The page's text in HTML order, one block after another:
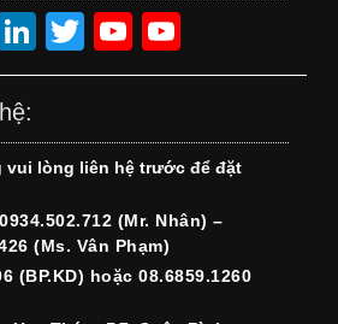
Pi
Li
n
e
dI
n
T
wi
er
Y
o
T
u
b
e
o
T
u
b
e
vui lòng liên hệ trước để đặt
(Mr. Nhân) –
(Ms. Vân Phạm)
(BP.KD) hoặc 08.6859.1260